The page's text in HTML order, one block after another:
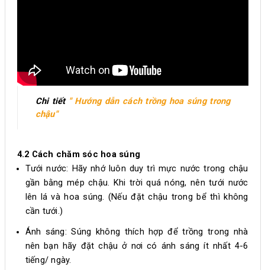
Chi tiết " Hướng dẫn cách trồng hoa súng trong
chậu"
4.2 Cách chăm sóc hoa súng
Tưới nước: Hãy nhớ luôn duy trì mực nước trong chậu
gần bằng mép chậu. Khi trời quá nóng, nên tưới nước
lên lá và hoa súng. (Nếu đặt chậu trong bể thì không
cần tưới.)
Ánh sáng: Súng không thích hợp để trồng trong nhà
nên bạn hãy đặt chậu ở nơi có ánh sáng ít nhất 4-6
tiếng/ ngày.